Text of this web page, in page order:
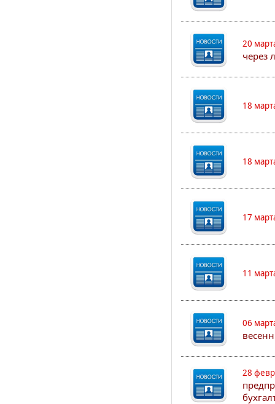
20
через
18
18
17
11
06
28